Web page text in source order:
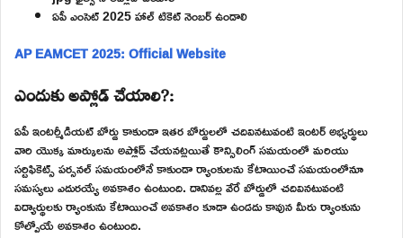
ఏపీ ఎంసెట్ 2025 హాల్ టికెట్ నెంబర్ ఉండాలి
AP EAMCET 2025: Official Website
ఎందుకు అప్లోడ్ చేయాలి?:
ఏపీ ఇంటర్మీడియట్ బోర్డు కాకుండా ఇతర బోర్డులలో చదివినటువంటి ఇంటర్ అభ్యర్థులు
వారి యొక్క మార్కులను అప్లోడ్ చేయనట్లయితే కౌన్సిలింగ్ సమయంలో మరియు
సర్టిఫికెట్స్ పర్సనల్ సమయంలోనే కాకుండా ర్యాంకులను కేటాయించే సమయంలోనూ
సమస్యలు ఎదురయ్యే అవకాశం ఉంటుంది. దానివల్ల వేరే బోర్డులో చదివినటువంటి
విద్యార్థులకు ర్యాంకును కేటాయించే అవకాశం కూడా ఉండదు కావున మీరు ర్యాంకును
కోల్పోయే అవకాశం ఉంటుంది.